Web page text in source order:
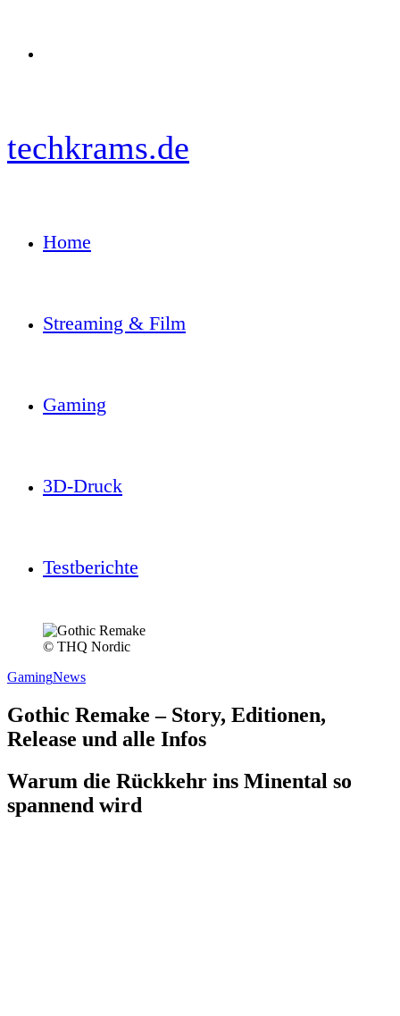
techkrams.de
Home
Streaming & Film
Gaming
3D-Druck
Testberichte
© THQ Nordic
GamingNews
Gothic Remake – Story, Editionen,
Release und alle Infos
Warum die Rückkehr ins Minental so
spannend wird